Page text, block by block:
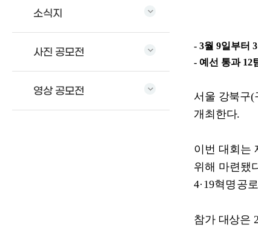
소식지
사진 공모전
영상 공모전
- 3월 9일부터 3
- 예선 통과 12
서울 강북구(
개최한다.
이번 대회는
위해 마련됐
4·19혁명공
참가 대상은